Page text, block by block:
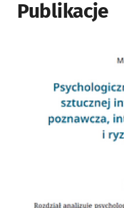
Publikacje